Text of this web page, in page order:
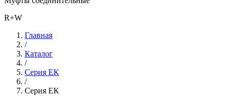
R+W
Главная
/
Каталог
/
Серия ЕК
/
Серия ЕК